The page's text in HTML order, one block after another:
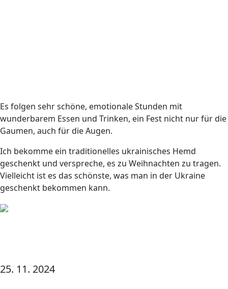
Es folgen sehr schöne, emotionale Stunden mit
wunderbarem Essen und Trinken, ein Fest nicht nur für die
Gaumen, auch für die Augen.
Ich bekomme ein traditionelles ukrainisches Hemd
geschenkt und verspreche, es zu Weihnachten zu tragen.
Vielleicht ist es das schönste, was man in der Ukraine
geschenkt bekommen kann.
25. 11. 2024